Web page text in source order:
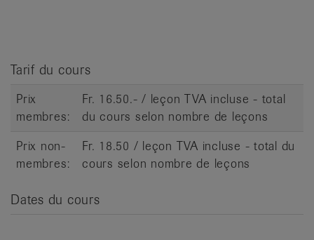
Tarif du cours
Prix
membres:
Fr. 16.50.- / leçon TVA incluse - total
du cours selon nombre de leçons
Prix non-
membres:
Fr. 18.50 / leçon TVA incluse - total du
cours selon nombre de leçons
Dates du cours